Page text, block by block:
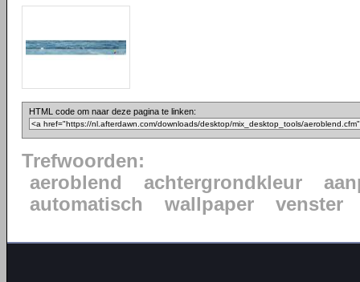
HTML code om naar deze pagina te linken:
Trefwoorden:
aeroblend
achtergrondkleur
automatisch
wallpaper venster